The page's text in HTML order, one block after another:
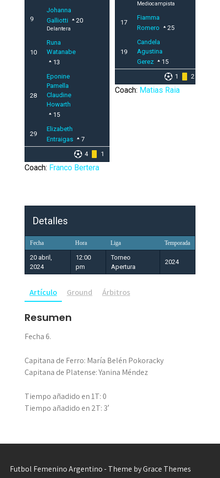
9
Johanna
Galliotti
20
Delantera
10
Runa
Watanabe
13
28
Eponine
Pamella
Claudine
Howarth
15
29
Elizabeth
Entraigas
7
4
1
Coach: Franco Bertera
Mediocampista
17
Fiamma
Romero
25
19
Candela
Agustina
Gerez
15
1
2
Coach: Matias Raia
Detalles
Fecha Hora Liga Temporada
20 abril,
2024
12:00
pm
Torneo
Apertura
2024
Artículo Ground Árbitros
Resumen
Fecha 6.
Capitana de Ferro: María Belén Pokoracky
Capitana de Platense: Yanina Méndez
Tiempo añadido en 1T: 0
Tiempo añadido en 2T: 3′
Futbol Femenino Argentino - Theme by Grace Themes